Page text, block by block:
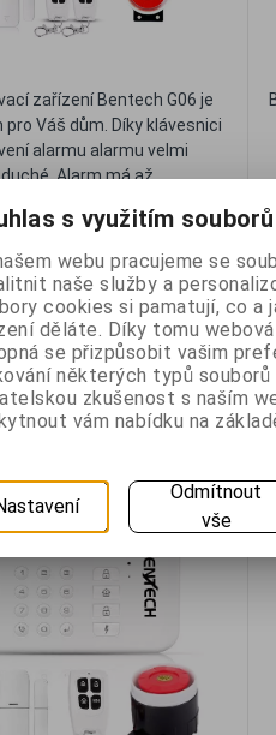
zařízení Bentech G06 je
pro Váš dům. Díky klávesnici
alarmu alarmu velmi
Alarm má až...
Kč Skladem
Porovnat
GSM a WIFI alarm
s využitím
webu pracujeme se
naše služby a
cookies si pamatují, co a
děláte. Díky tomu
se přizpůsobit vašim
některých typů
zkušenost s naším
vám nabídku na
Odmítnout
vše